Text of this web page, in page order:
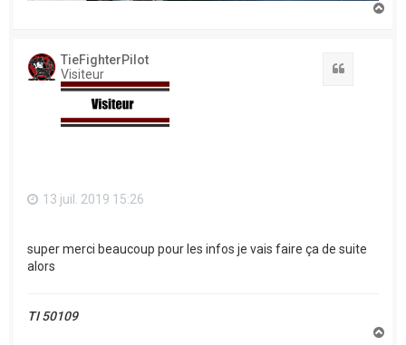
TieFighterPilot
Visiteur
13 juil. 2019 15:26
super merci beaucoup pour les infos je vais faire ça de suite
alors
TI 50109